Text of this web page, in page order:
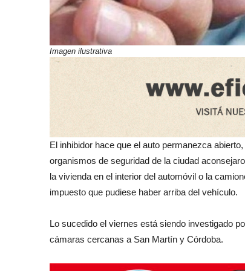
Imagen ilustrativa
El inhibidor hace que el auto permanezca
organismos de seguridad de la ciudad
la vivienda en el interior del automóvil o la
impuesto que pudiese haber arriba del vehículo.
Lo sucedido el viernes está siendo investigado
cámaras cercanas a San Martín y Córdoba.